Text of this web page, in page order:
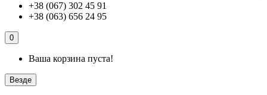
+38 (067) 302 45 91
+38 (063) 656 24 95
0
Ваша корзина пуста!
Везде